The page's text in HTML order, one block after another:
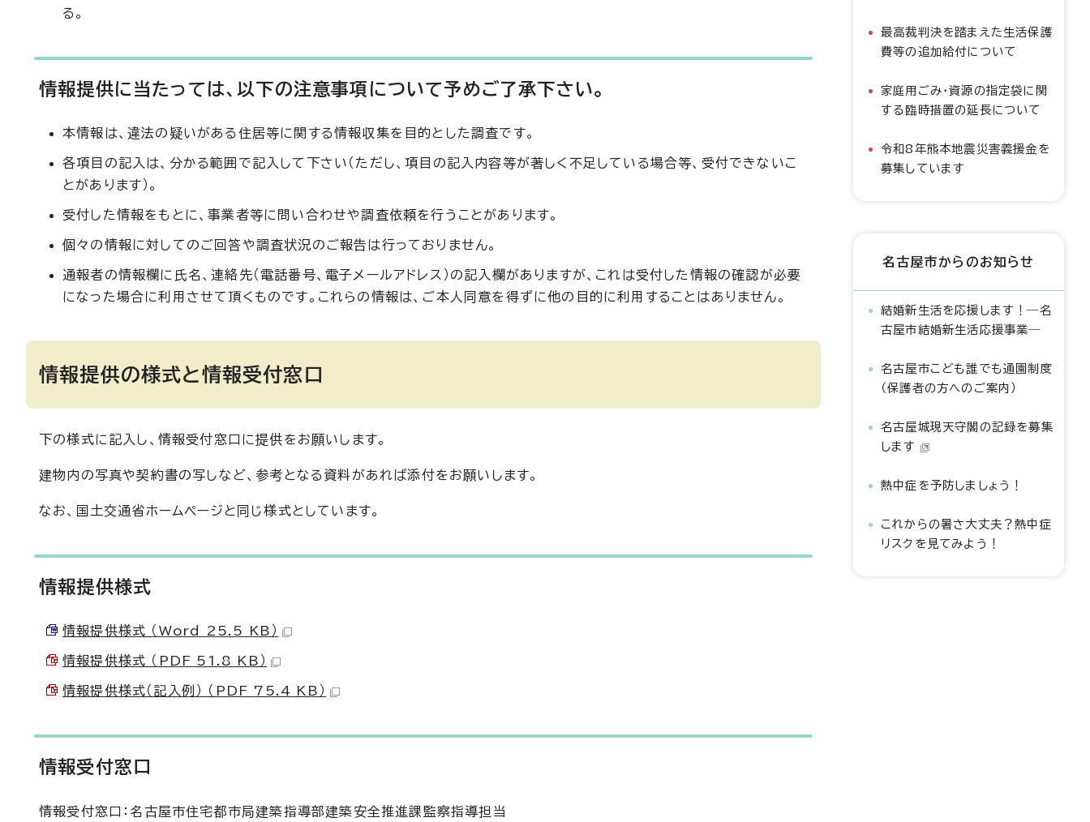
る。
情報提供に当たっては、以下の注意事項について予めご了承下さい。
本情報は、違法の疑いがある住居等に関する情報収集を目的とした調査です。
各項目の記入は、分かる範囲で記入して下さい（ただし、項目の記入内容等が著しく不足している場合等、受付できないこ
とがあります）。
受付した情報をもとに、事業者等に問い合わせや調査依頼を行うことがあります。
個々の情報に対してのご回答や調査状況のご報告は行っておりません。
通報者の情報欄に氏名、連絡先（電話番号、電子メールアドレス）の記入欄がありますが、これは受付した情報の確認が必要
になった場合に利用させて頂くものです。これらの情報は、ご本人同意を得ずに他の目的に利用することはありません。
情報提供の様式と情報受付窓口
下の様式に記入し、情報受付窓口に提供をお願いします。
建物内の写真や契約書の写しなど、参考となる資料があれば添付をお願いします。
なお、国土交通省ホームページと同じ様式としています。
情報提供様式
情報提供様式 （Word 25.5 KB）
情報提供様式 （PDF 51.8 KB）
情報提供様式（記入例） （PDF 75.4 KB）
情報受付窓口
情報受付窓口：名古屋市住宅都市局建築指導部建築安全推進課監察指導担当
最高裁判決を踏まえた生活保護
費等の追加給付について
家庭用ごみ・資源の指定袋に関
する臨時措置の延長について
令和8年熊本地震災害義援金を
募集しています
名古屋市からのお知らせ
結婚新生活を応援します！―名
古屋市結婚新生活応援事業―
名古屋市こども誰でも通園制度
（保護者の方へのご案内）
名古屋城現天守閣の記録を募集
します
熱中症を予防しましょう！
これからの暑さ大丈夫？熱中症
リスクを見てみよう！